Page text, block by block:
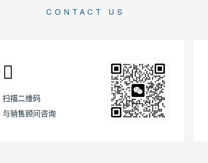
CONTACT US
扫描二维码
与销售顾问咨询